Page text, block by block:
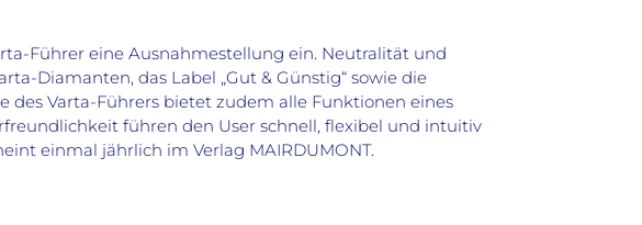
Führer eine Ausnahmestellung ein. Neutralität und
Diamanten, das Label „Gut & Günstig“ sowie die
des Varta-Führers bietet zudem alle Funktionen eines
führen den User schnell, flexibel und intuitiv
einmal jährlich im Verlag MAIRDUMONT.